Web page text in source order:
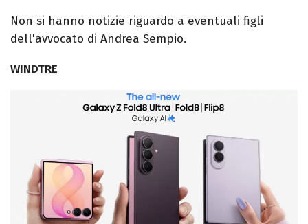
Non si hanno notizie riguardo a eventuali figli
dell'avvocato di Andrea Sempio.
WINDTRE